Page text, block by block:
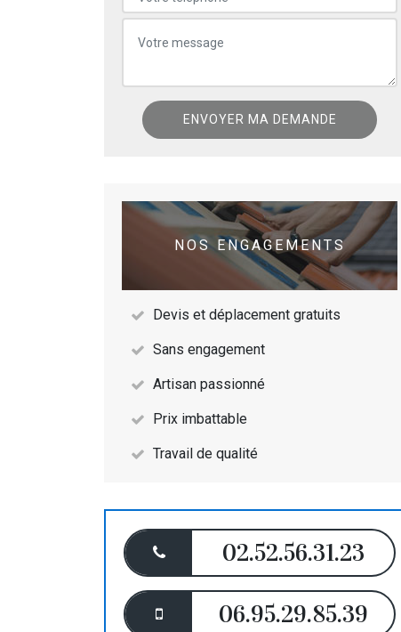
NOS ENGAGEMENTS
Devis et déplacement gratuits
Sans engagement
Artisan passionné
Prix imbattable
Travail de qualité
02.52.56.31.23
06.95.29.85.39